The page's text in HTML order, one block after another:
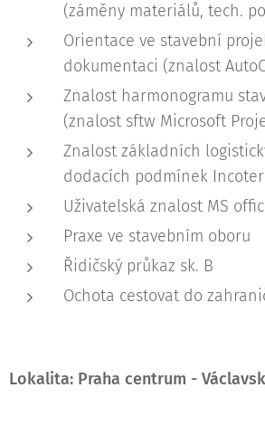
(záměny materiálů, tech.
Orientace ve stavební
dokumentaci (znalost
Znalost harmonogramu
(znalost sftw Microsoft
Znalost základních
dodacích podmínek
Uživatelská znalost MS
Praxe ve stavebním oboru
Řidičský průkaz sk. B
Ochota cestovat do
Lokalita: Praha centrum -